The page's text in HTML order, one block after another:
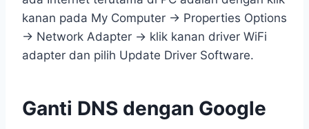
kanan pada My Computer → Properties Options
→ Network Adapter → klik kanan driver WiFi
adapter dan pilih Update Driver Software.
Ganti DNS dengan Google